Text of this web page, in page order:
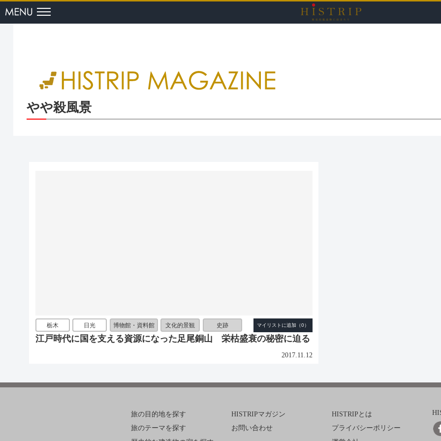
HISTRIP（
やや殺風景
栃木 日光 博物館・資料館 文化的景観 史跡
江戸時代に国を支える資源になった足尾銅山 栄枯盛衰の秘密に迫る
2017.11.12
旅の目的地を探す
旅のテーマを探す
HISTRIPマガジン
お問い合わせ
HISTRIPとは
プライバシーポリシー